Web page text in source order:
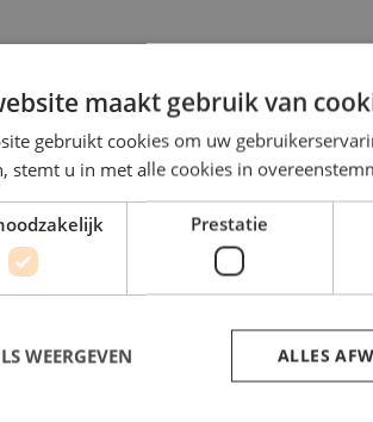
van tot €4.449,-)
vacatures
maakt gebruik van
gebruikt cookies om uw
stemt u in met alle cookies in
Prestatie
ALLES
WEERGEVEN